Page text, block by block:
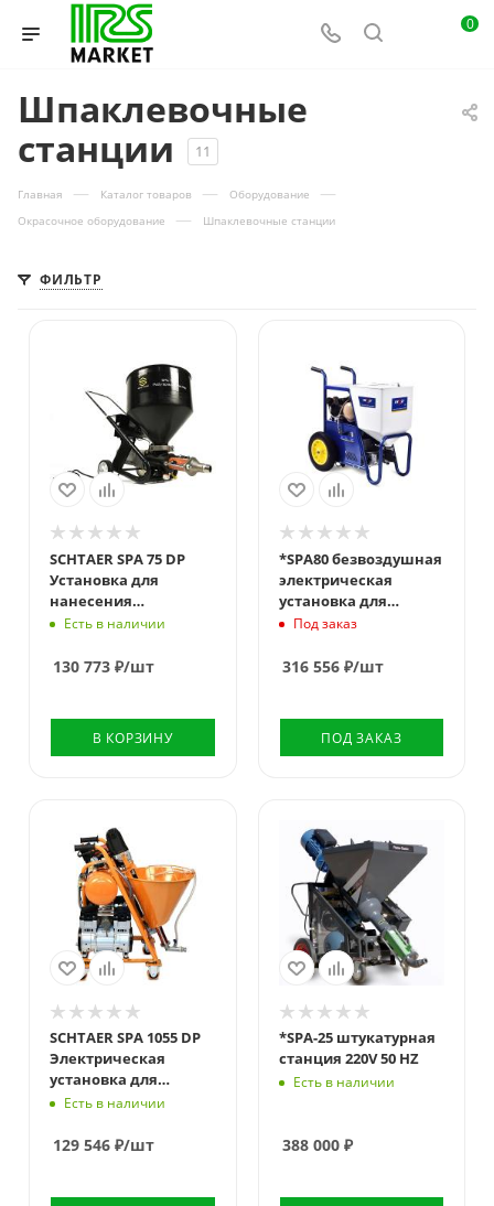
0
Шпаклевочные
станции
11
Главная — Каталог товаров — Оборудование —
Окрасочное оборудование — Шпаклевочные станции
ФИЛЬТР
Напряжение,
220
bar
12
SCHTAER SPA 75 DP
Установка для
нанесения
шпаклевки
Есть в наличии
130 773 ₽/шт
В КОРЗИНУ
*SPA80 безвоздушная
электрическая
установка для
нанесения
Под заказ
316 556₽/шт
ПОД ЗАКАЗ
Производительность
л/мин
Напряжение,
Вольт
220
Рабочее давление,
bar
20
Скорость
вращения, об/мин
1200
SCHTAER SPA 1055 DP
Электрическая
установка для
нанесения
Есть в наличии
129 546 ₽/шт
Производительность
л/мин
Напряжение,
Вольт
220
Рабочее давление,
bar
20
*SPA-25 штукатурная
станция 220V 50 HZ
Есть в наличии
388 000₽